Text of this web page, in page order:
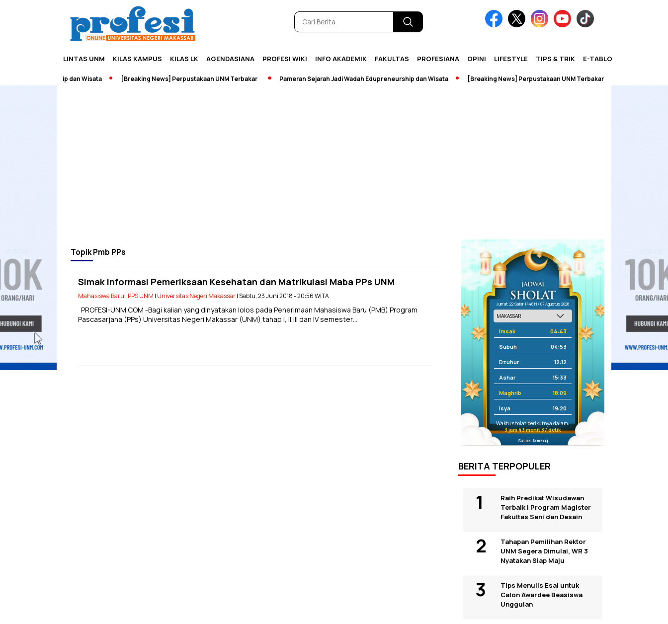
LINTAS UNM KILAS KAMPUS KILAS LK AGENDASIANA PROFESI WIKI INFO AKADEMIK FAKULTAS PROFESIANA OPINI LIFESTYLE TIPS & TRIK E-TABLOID
Edupreneurship dan Wisata [Breaking News] Perpustakaan UNM Terbakar Pameran Sejarah Jadi Wadah Edupreneurship dan Wisata [Breaking News] Perpustakaan UNM Terbakar
TopikPmb PPs
Simak Informasi Pemeriksaan Kesehatan dan Matrikulasi Maba PPs UNM
Mahasiswa Baru | PPS UNM | Universitas Negeri Makassar| Sabtu, 23 Juni 2018 - 20:56 WITA
PROFESI-UNM.COM -Bagi kalian yang dinyatakan lolos pada Penerimaan Mahasiswa Baru (PMB) Program
Pascasarjana (PPs) Universitas Negeri Makassar (UNM) tahap I, II,III dan IV semester…
Jum'at, 22 Safar 1448 H / 07 Agustus 2026
Imsak 04:43
Subuh 04:53
Dzuhur 12:12
Ashar 15:33
Maghrib 18:09
Isya 19:20
Waktu sholat berikutnya dalam:
3 jam 43 menit 36 detik
Sumber: Kemenag
BERITA TERPOPULER
Raih Predikat Wisudawan
Terbaik I Program Magister
Fakultas Seni dan Desain
Tahapan Pemilihan Rektor
UNM Segera Dimulai, WR 3
Nyatakan Siap Maju
Tips Menulis Esai untuk
Calon Awardee Beasiswa
Unggulan